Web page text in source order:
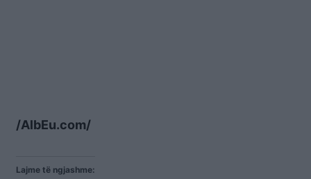
/AlbEu.com/
Lajme të ngjashme: